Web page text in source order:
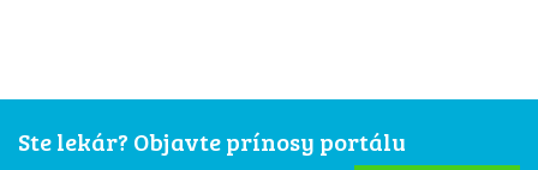
Ste lekár? Objavte prínosy portálu